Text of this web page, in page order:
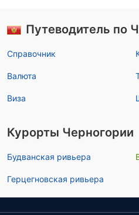
Путеводитель по
Справочник
Валюта
Виза
Курорты Черногории
Будванская ривьера
Герцегновская ривьера